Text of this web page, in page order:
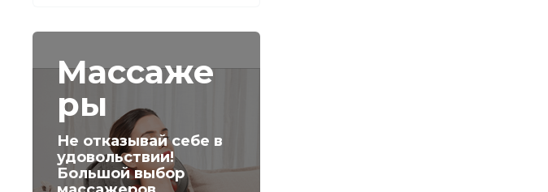
Массаже
ры
Не отказывай себе в
удовольствии!
Большой выбор